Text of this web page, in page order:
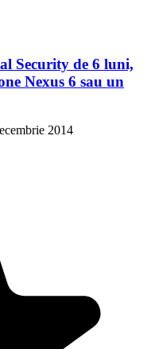
Security de 6 luni,
Nexus 6 sau un
2014